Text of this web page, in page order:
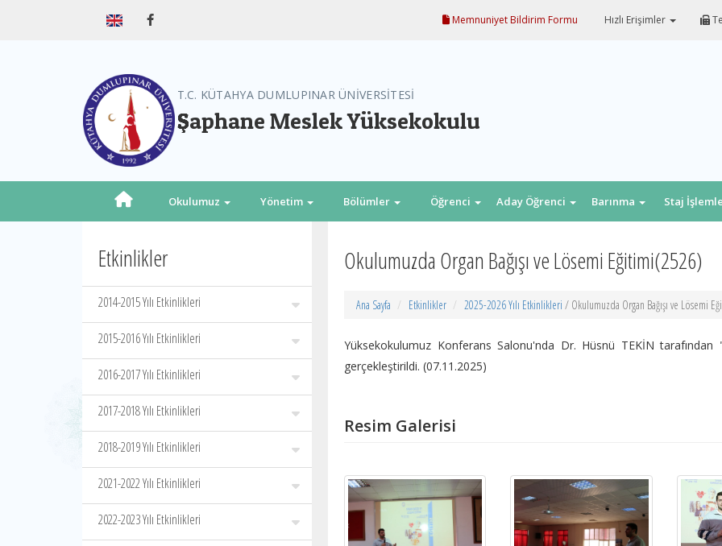
Memnuniyet Bildirim Formu Hızlı Erişimler
T.C. KÜTAHYA DUMLUPINAR ÜNİVERSİTESİ
Şaphane Meslek Yüksekokulu
Okulumuz Yönetim Bölümler Öğrenci Aday Öğrenci Barınma Staj
Etkinlikler
2014-2015 Yılı Etkinlikleri
2015-2016 Yılı Etkinlikleri
2016-2017 Yılı Etkinlikleri
2017-2018 Yılı Etkinlikleri
2018-2019 Yılı Etkinlikleri
2021-2022 Yılı Etkinlikleri
2022-2023 Yılı Etkinlikleri
Okulumuzda Organ Bağışı ve Lösemi Eğitimi(2526)
Ana Sayfa Etkinlikler 2025-2026 Yılı Etkinlikleri / Okulumuzda Organ Bağışı ve Lösemi
Yüksekokulumuz Konferans Salonu'nda Dr. Hüsnü TEKİN
gerçekleştirildi. (07.11.2025)
Resim Galerisi